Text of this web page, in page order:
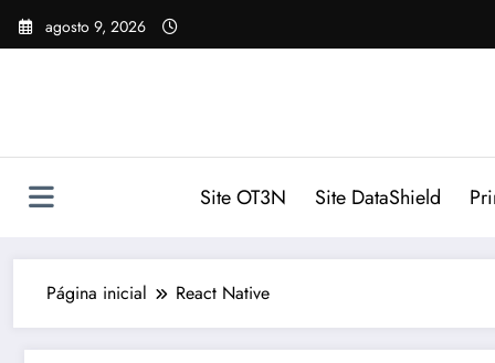
Pular
para
agosto 9, 2026
Site OT3N Site DataShield
Página inicial React Native